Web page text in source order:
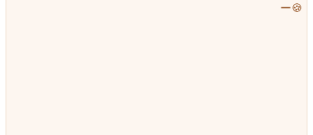
ー🍪